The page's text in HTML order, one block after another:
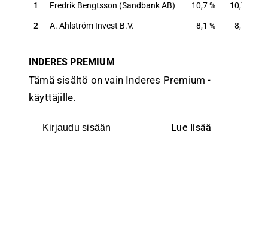
1 Fredrik Bengtsson (Sandbank AB) 10,7% 10,7
2 A. Ahlström Invest B.V. 8,1 % 8,1
INDERES PREMIUM
Tämä sisältö on vain Inderes Premium -
käyttäjille.
Kirjaudu sisään Lue lisää